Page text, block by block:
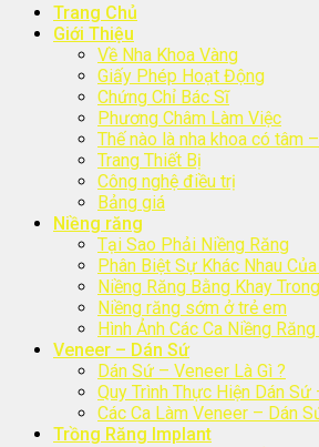
Trang Chủ
Giới Thiệu
Về Nha Khoa Vàng
Giấy Phép Hoạt Động
Chứng Chỉ Bác Sĩ
Phương Châm Làm Việc
Thế nào là nha khoa có tâm
Trang Thiết Bị
Công nghệ điều trị
Bảng giá
Niềng răng
Tại Sao Phải Niềng Răng
Phân Biệt Sự Khác Nhau
Niềng Răng Bằng Khay
Niềng răng sớm ở trẻ em
Hình Ảnh Các Ca Niềng
Veneer – Dán Sứ
Dán Sứ – Veneer Là Gì ?
Quy Trình Thực Hiện Dán Sứ
Các Ca Làm Veneer – Dán
Trồng Răng Implant